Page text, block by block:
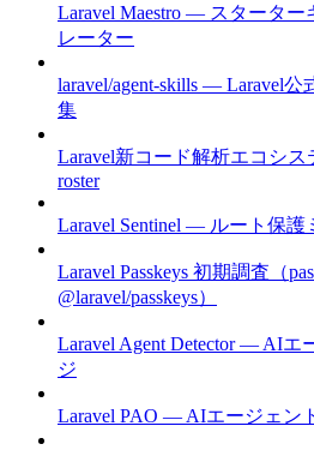
Laravel Maestro — スターター
レーター
laravel/agent-skills — Laravel
集
Laravel新コード解析エコシス
roster
Laravel Sentinel — ルート保
Laravel Passkeys 初期調査（
@laravel/passkeys）
Laravel Agent Detector — AI
ジ
Laravel PAO — AIエージェン